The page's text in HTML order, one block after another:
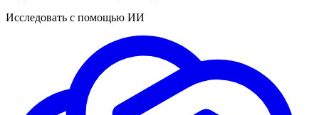
Исследовать с помощью ИИ